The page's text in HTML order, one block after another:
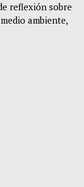
reflexión sobre
ambiente,